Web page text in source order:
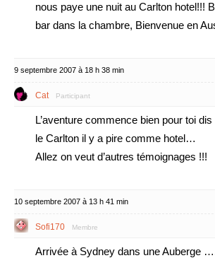
nous paye une nuit au Carlton hotel!!!
bar dans la chambre, Bienvenue en
9 septembre 2007 à 18 h 38 min
Cat Participant
L’aventure commence bien pour toi dis
le Carlton il y a pire comme hotel…
Allez on veut d’autres témoignages !!!
10 septembre 2007 à 13 h 41 min
Sofi170 Membre
Arrivée à Sydney dans une Auberge